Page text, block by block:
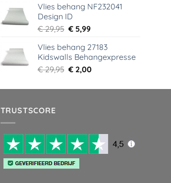
was:
€ 29,95.
is:
Vlies behang NF232041
Design ID
€29,95 Oorspronkelijke
was:
€ 29,95.
€ 5,99Huidige
is:
€ 5,99.
Vlies behang 27183
Kidswalls Behangexpresse
€29,95 Oorspronkelijke
was:
€ 2,00Huidige
is:
TRUSTSCORE